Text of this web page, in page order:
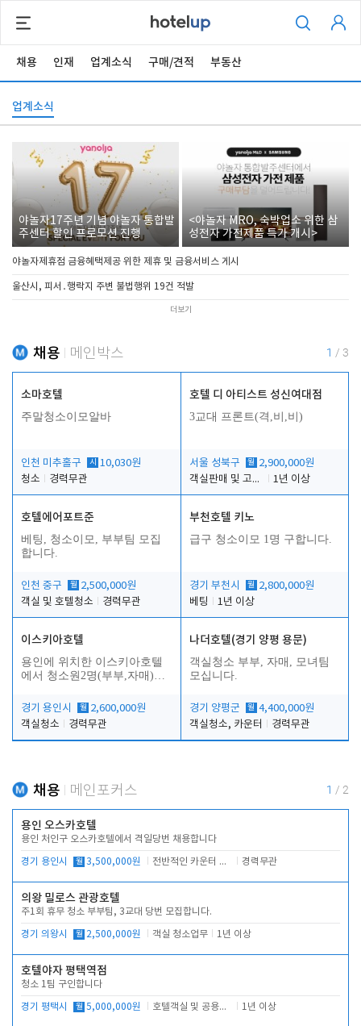
채용 인재 업계소식 구매/견적 부동산
업계소식
야놀자17주년 기념 야놀자 통합발
주센터 할인 프로모션 진행
<야놀자 MRO, 숙박업소 위한 삼
성전자 가전제품 특가 개시>
야놀자제휴점 금융혜택제공 위한 제휴 및 금융서비스 게시
울산시, 피서․행락지 주변 불법행위 19건 적발
더보기
채용 메인박스 1 / 3
소마호텔
주말청소이모알바
인천 미추홀구 시 10,030원
청소
경력무관
호텔 디 아티스트 성신여대점
3교대 프론트(격,비,비)
서울 성북구 월 2,900,000원
객실판매 및 고객응대
1년 이상
호텔에어포트준
베팅, 청소이모, 부부팀 모집
합니다.
인천 중구 월 2,500,000원
객실 및 호텔청소
경력무관
부천호텔 키노
급구 청소이모 1명 구합니다.
경기 부천시 월 2,800,000원
베팅
1년 이상
이스키아호텔
용인에 위치한 이스키아호텔
에서 청소원2명(부부,자매)을
경기 용인시
월 2,600,000원
객실청소
경력무관
나더호텔(경기 양평 용문)
객실청소 부부, 자매, 모녀팀
모십니다.
경기 양평군 월 4,400,000원
객실청소, 카운터
경력무관
채용 메인포커스 1 / 2
용인 오스카호텔
용인 처인구 오스카호텔에서 격일당번 채용합니다
경기 용인시 월 3,500,000원 전반적인 카운터 업무 경력무관
의왕 밀로스 관광호텔
주1회 휴무 청소 부부팀, 3교대 당번 모집합니다.
경기 의왕시 월 2,500,000원 객실 청소업무 1년 이상
호텔야자 평택역점
청소 1팀 구인합니다
경기 평택시 월 5,000,000원 호텔객실 및 공용시설 청소 관리 1년 이상